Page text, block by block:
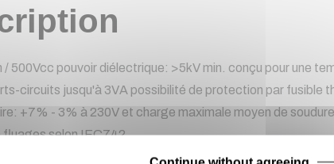
pouvoir diélectrique: >5kV min. conçu pour une
circuits jusqu'à 3VA possibilité de protection par fusible
+7% - 3% à 230V et charge maximale moyen de
fluages selon IEC742